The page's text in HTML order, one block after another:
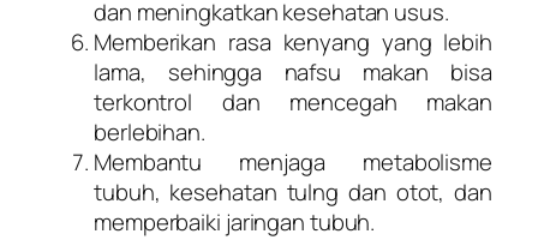
dan meningkatkan kesehatan usus.
Memberikan rasa kenyang yang lebih
lama, sehingga nafsu makan bisa
terkontrol dan mencegah makan
berlebihan.
Membantu menjaga metabolisme
tubuh, kesehatan tulng dan otot, dan
memperbaiki jaringan tubuh.